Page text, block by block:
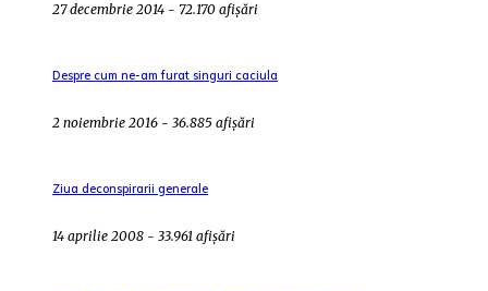
27 decembrie 2014 - 72.170 afișări
Despre cum ne-am furat singuri caciula
2 noiembrie 2016 - 36.885 afișări
Ziua deconspirarii generale
14 aprilie 2008 - 33.961 afișări